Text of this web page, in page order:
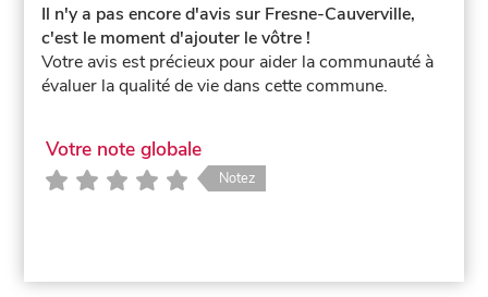
Il n'y a pas encore d'avis sur Fresne-Cauverville,
c'est le moment d'ajouter le vôtre !
Votre avis est précieux pour aider la communauté à
évaluer la qualité de vie dans cette commune.
Votre note globale
Notez